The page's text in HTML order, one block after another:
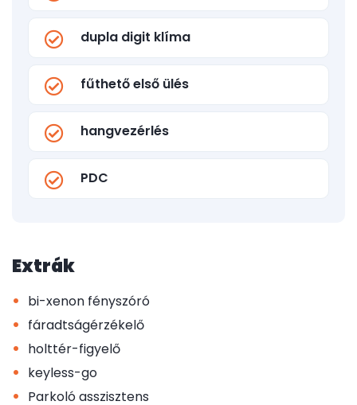
dupla digit klíma
fűthető első ülés
hangvezérlés
PDC
Extrák
• bi-xenon fényszóró
• fáradtságérzékelő
• holttér-figyelő
• keyless-go
• Parkoló asszisztens